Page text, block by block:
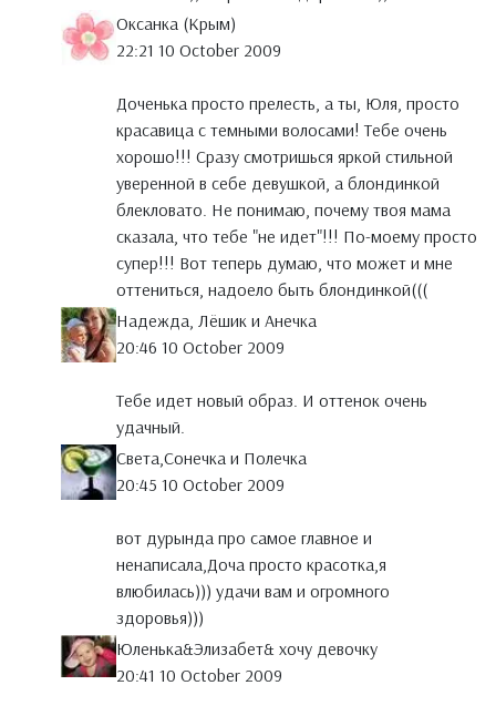
Оксанка (Крым)
22:21 10 October 2009
Доченька просто прелесть, а ты, Юля, просто
красавица с темными волосами! Тебе очень
хорошо!!! Сразу смотришься яркой стильной
уверенной в себе девушкой, а блондинкой
блекловато. Не понимаю, почему твоя мама
сказала, что тебе "не идет"!!! По-моему просто
супер!!! Вот теперь думаю, что может и мне
оттениться, надоело быть блондинкой(((
Надежда, Лёшик и Анечка
20:46 10 October 2009
Тебе идет новый образ. И оттенок очень
удачный.
Света,Сонечка и Полечка
20:45 10 October 2009
вот дурында про самое главное и
ненаписала,Доча просто красотка,я
влюбилась))) удачи вам и огромного
здоровья)))
Юленька&Элизабет& хочу девочку
20:41 10 October 2009